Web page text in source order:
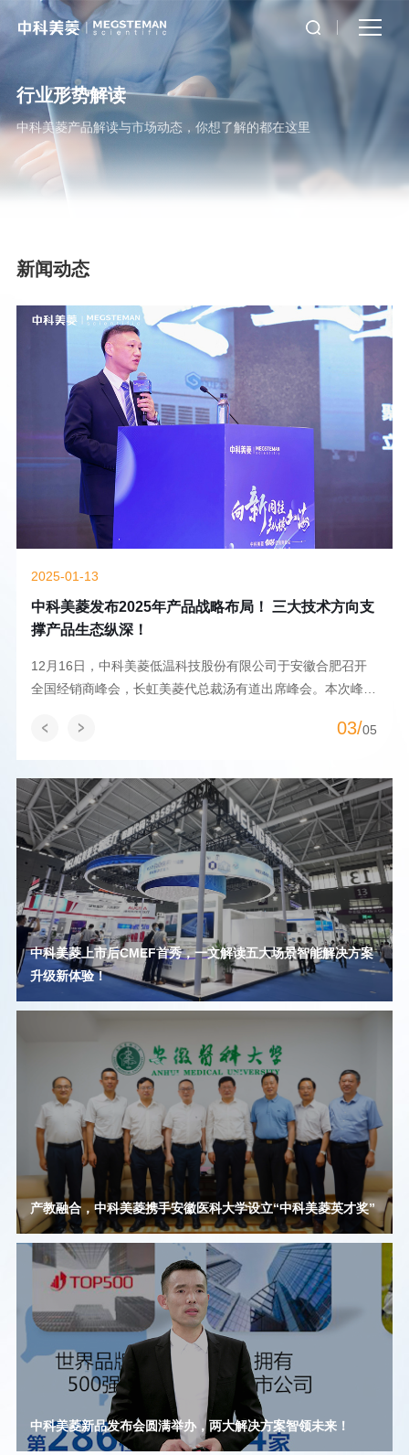
行业形势解读
中科美菱产品解读与市场动态，你想了解的都在这里
新闻动态
2024-10-28
产学协同 创新驱动 中科美菱携手上海交通大学，设立
奖学金激励医学人才！
2024年10月9日，上海交通大学医学院与中科美菱低温科技股
份有限公司（以下简称：中科美菱）举行“中科美菱医学教育
04/05
中科美菱上市后CMEF首秀，一文解读五大场景智能解决方案
升级新体验！
产教融合，中科美菱携手安徽医科大学设立“中科美菱英才奖”
中科美菱新品发布会圆满举办，两大解决方案智领未来！